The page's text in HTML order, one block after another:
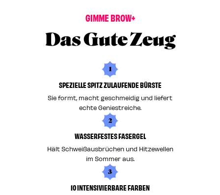
GIMMEBROW+
Das Gute Zeug
1
SPEZIELLE SPITZ ZULAUFENDE BÜRSTE
Sie formt, macht geschmeidig und liefert
echte Geniestreiche.
2
WASSERFESTES FASERGEL
Hält Schweißausbrüchen und Hitzewellen
im Sommer aus.
3
10 INTENSIVIERBARE FARBEN